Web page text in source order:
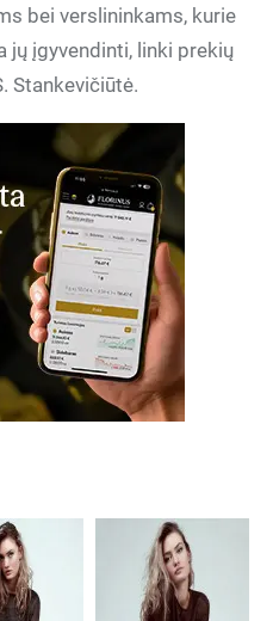
bei verslininkams, kurie
jų įgyvendinti, linki prekių
Stankevičiūtė.